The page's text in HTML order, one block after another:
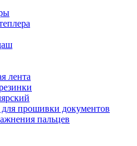
лента
прошивки документов
пальцев